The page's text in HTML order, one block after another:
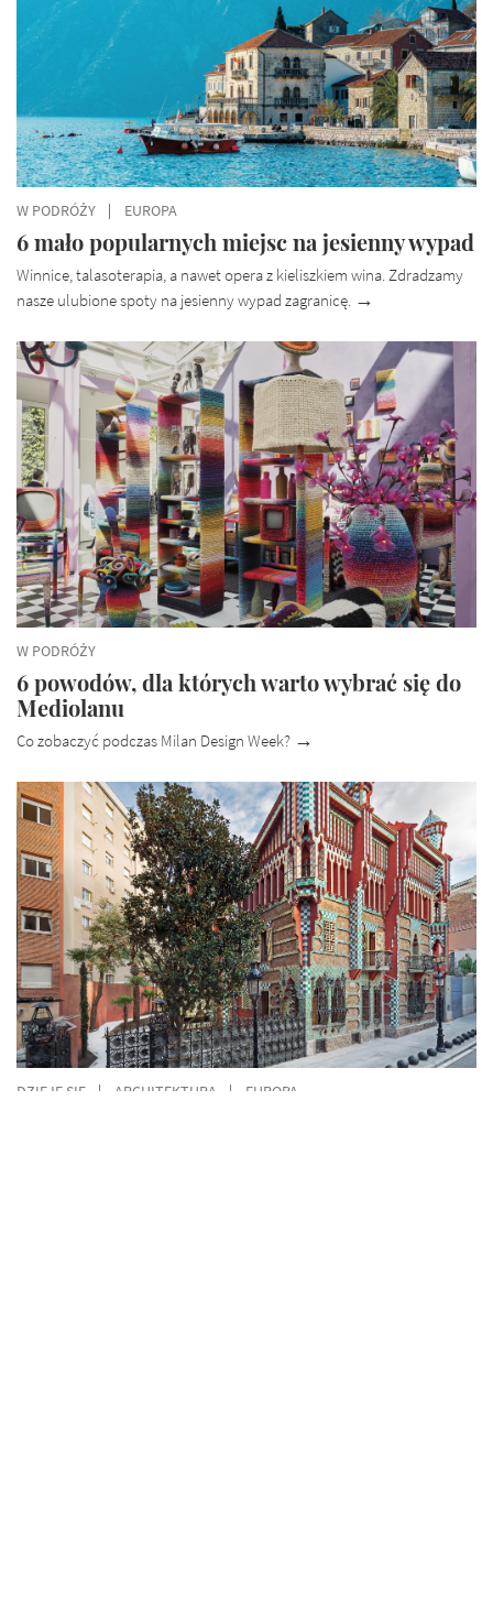
W PODRÓŻY EUROPA
6 mało popularnych miejsc na jesienny wypad
Winnice, talasoterapia, a nawet opera z kieliszkiem wina. Zdradzamy
nasze ulubione spoty na jesienny wypad zagranicę.
W PODRÓŻY
6 powodów, dla których warto wybrać się do
Mediolanu
Co zobaczyć podczas Milan Design Week?
DZIEJE SIĘ ARCHITEKTURA EUROPA